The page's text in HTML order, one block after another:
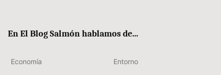
En El Blog Salmón hablamos de...
Economía Entorno